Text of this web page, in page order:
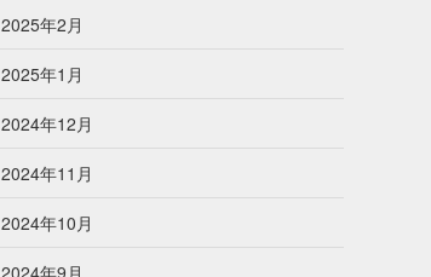
2025年2月
2025年1月
2024年12月
2024年11月
2024年10月
2024年9月